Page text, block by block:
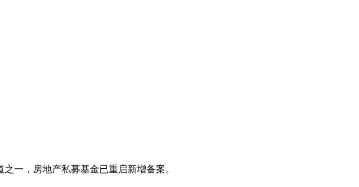
一，房地产私募基金已重启新增备案。